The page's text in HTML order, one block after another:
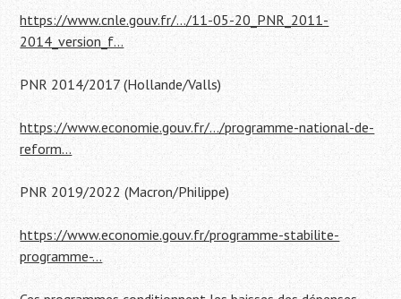
https://www.cnle.gouv.fr/…/11-05-20_PNR_2011-
2014_version_f…
PNR 2014/2017 (Hollande/Valls)
https://www.economie.gouv.fr/…/programme-national-de-
reform…
PNR 2019/2022 (Macron/Philippe)
https://www.economie.gouv.fr/programme-stabilite-
programme-…